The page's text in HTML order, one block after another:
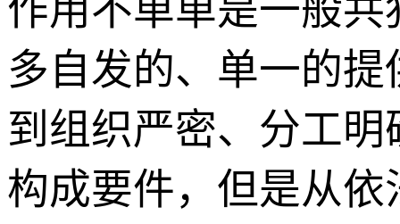
作用不单单是一般
多自发的、单一的
到组织严密、分工
构成要件，但是从